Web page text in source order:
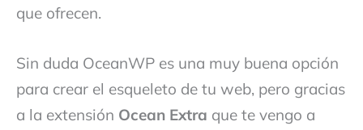
que ofrecen.
Sin duda OceanWP es una muy buena opción
para crear el esqueleto de tu web, pero gracias
a la extensión Ocean Extra que te vengo a